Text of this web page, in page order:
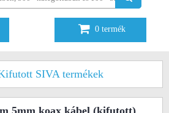
0 termék
SIVA termékek
5mm koax kábel (kifutott)